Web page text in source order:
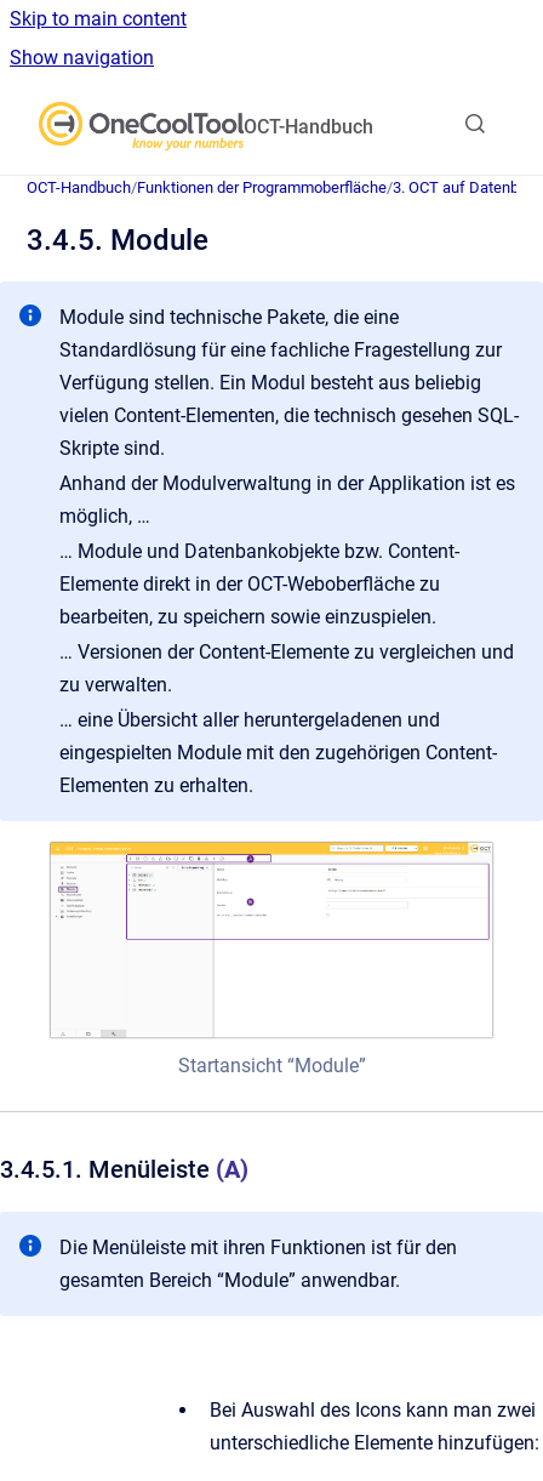
Skip to main content
Show navigation
OCT-Handbuch
OCT-Handbuch/Funktionen der Programmoberfläche/3. OCT auf
3.4.5. Module
Module sind technische Pakete, die eine
Standardlösung für eine fachliche Fragestellung zur
Verfügung stellen. Ein Modul besteht aus beliebig
vielen Content-Elementen, die technisch gesehen SQL-
Skripte sind.
Anhand der Modulverwaltung in der Applikation ist es
möglich, …
… Module und Datenbankobjekte bzw. Content-
Elemente direkt in der OCT-Weboberfläche zu
bearbeiten, zu speichern sowie einzuspielen.
… Versionen der Content-Elemente zu vergleichen und
zu verwalten.
… eine Übersicht aller heruntergeladenen und
eingespielten Module mit den zugehörigen Content-
Elementen zu erhalten.
Startansicht “Module”
3.4.5.1. Menüleiste (A)
Die Menüleiste mit ihren Funktionen ist für den
gesamten Bereich “Module” anwendbar.
Bei Auswahl des Icons kann man zwei
unterschiedliche Elemente hinzufügen: